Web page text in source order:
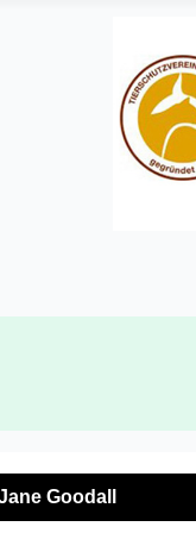
Goodall